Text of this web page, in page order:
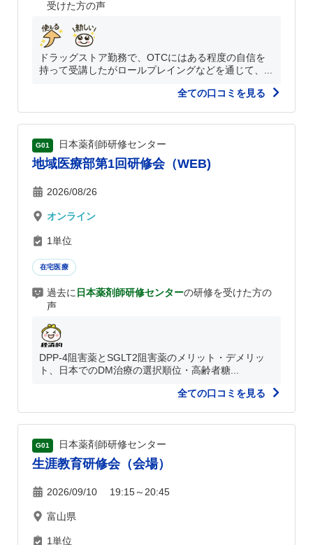
受けた方の声
ドラッグストア勤務で、OTCにはある程度の自信を
持って受講したがロールプレイングなどを通じて、...
全ての口コミを見る
G01 日本薬剤師研修センター
地域医療部第1回研修会（WEB)
2026/08/26
オンライン
1単位
在宅医療
過去に 日本薬剤師研修センターの研修を受けた方の
声
DPP-4阻害薬とSGLT2阻害薬のメリット・デメリッ
ト、日本でのDM治療の選択順位・高齢者糖...
全ての口コミを見る
G01 日本薬剤師研修センター
生涯教育研修会（会場）
2026/09/10 19:15～20:45
富山県
1単位